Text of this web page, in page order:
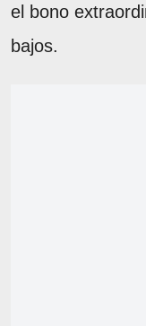
el bono
bajos.